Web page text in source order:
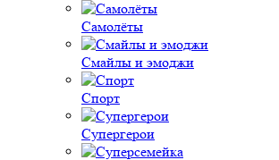
Самолёты
Смайлы и эмоджи
Спорт
Супергерои